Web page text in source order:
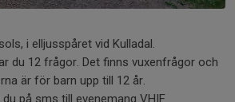
i elljusspåret vid Kulladal.
du 12 frågor. Det finns vuxenfrågor och
är för barn upp till 12 år.
på sms till evenemang VHIF